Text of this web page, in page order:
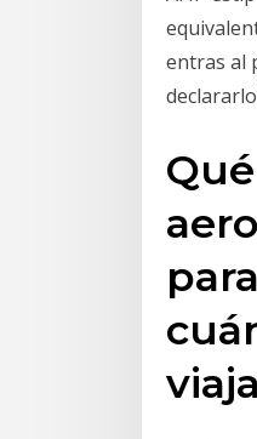
entras al